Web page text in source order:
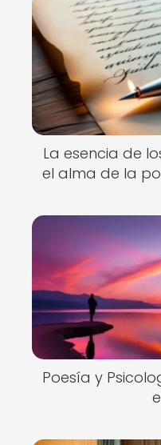
La esencia de
el alma de la
Poesía y